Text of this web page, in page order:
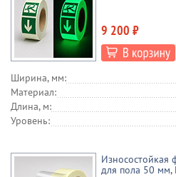
9 200 ₽
Ширина, мм:
Материал:
Длина, м:
Уровень:
Износостойкая
для пола 50 мм,